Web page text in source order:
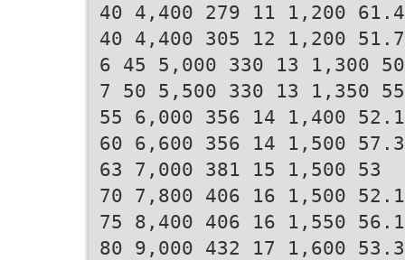
40 4,400 279 11 1,200 61.4
40 4,400 305 12 1,200 51.7
6 45 5,000 330 13 1,300
7 50 5,500 330 13 1,350
55 6,000 356 14 1,400 52.1
60 6,600 356 14 1,500 57.3
63 7,000 381 15 1,500 53
70 7,800 406 16 1,500 52.1
75 8,400 406 16 1,550 56.1
80 9,000 432 17 1,600 53.3